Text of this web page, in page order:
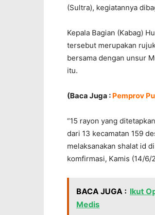
(Sultra), kegiatannya
Kepala Bagian (Kabag)
tersebut merupakan
bersama dengan unsur
itu.
(Baca Juga : Pemprov
“15 rayon yang
dari 13 kecamatan 159
melaksanakan shalat id
komfirmasi, Kamis (14/6/
BACA JUGA : Ikut
Medis